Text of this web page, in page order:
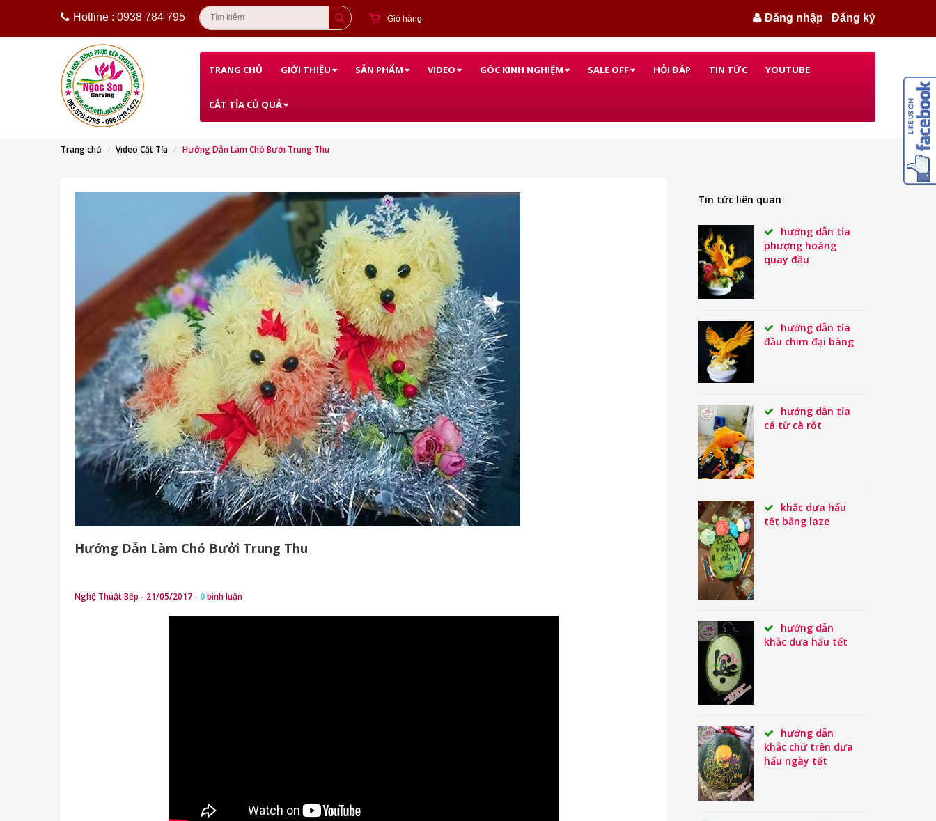
Hotline : 0938 784 795 Giỏ hàng Đăng nhập /Đăng ký
TRANG CHỦ GIỚI THIỆU SẢN PHẨM VIDEO GÓC KINH NGHIỆM SALE OFF HỎI ĐÁP TIN TỨC YOUTUBE
CẮT TỈA CỦ QUẢ
Trang chủ Video Cắt Tỉa Hướng Dẫn Làm Chó Bưởi Trung Thu
Hướng Dẫn Làm Chó Bưởi Trung Thu
Nghệ Thuật Bếp - 21/05/2017 - 0bình luận
Tin tức liên quan
hướng dẫn tỉa
phượng hoàng
quay đầu
hướng dẫn tỉa
đầu chim đại bàng
hướng dẫn tỉa
cá từ cà rốt
khắc dưa hấu
tết bằng laze
hướng dẫn
khắc dưa hấu tết
hướng dẫn
khắc chữ trên dưa
hấu ngày tết